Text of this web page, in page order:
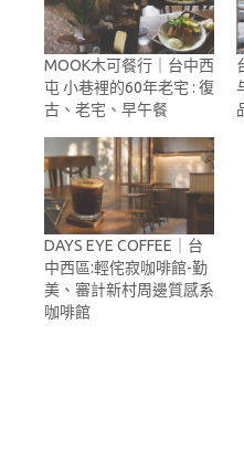
MOOK木可餐行｜台中西
屯 小巷裡的60年老宅 : 復
古、老宅、早午餐
DAYS EYE COFFEE｜台
中西區:輕侘寂咖啡館-勤
美、審計新村周邊質感系
咖啡館